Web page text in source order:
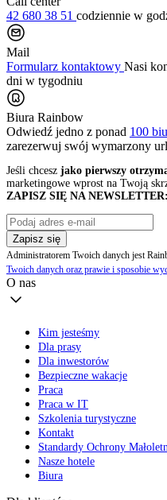
42 680 38 51 codziennie w
Mail
Formularz kontaktowy Nasi
dni w tygodniu
Biura Rainbow
Odwiedź jedno z ponad 100
zarezerwuj swój wymarzony
Jeśli chcesz jako pierwszy
marketingowe wprost na Twoją
ZAPISZ SIĘ NA NEWSLETTER:
Zapisz się
Administratorem Twoich danych jest
Twoich danych oraz prawie i sposobie
O nas
Kim jesteśmy
Dla prasy
Dla inwestorów
Bezpieczne wakacje
Praca
Praca w IT
Szkolenia turystyczne
Kontakt
Standardy Ochrony
Nasze hotele
Biura